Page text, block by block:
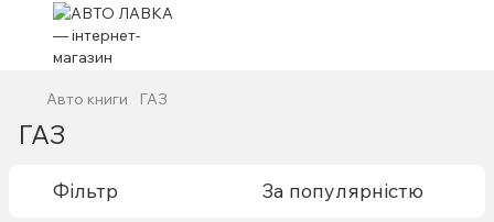
Авто книги ГАЗ
ГАЗ
Фільтр За популярністю